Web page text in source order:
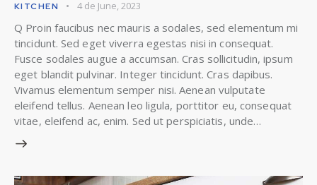
KITCHEN 4 de June, 2023
Q Proin faucibus nec mauris a sodales, sed elementum mi
tincidunt. Sed eget viverra egestas nisi in consequat.
Fusce sodales augue a accumsan. Cras sollicitudin, ipsum
eget blandit pulvinar. Integer tincidunt. Cras dapibus.
Vivamus elementum semper nisi. Aenean vulputate
eleifend tellus. Aenean leo ligula, porttitor eu, consequat
vitae, eleifend ac, enim. Sed ut perspiciatis, unde…